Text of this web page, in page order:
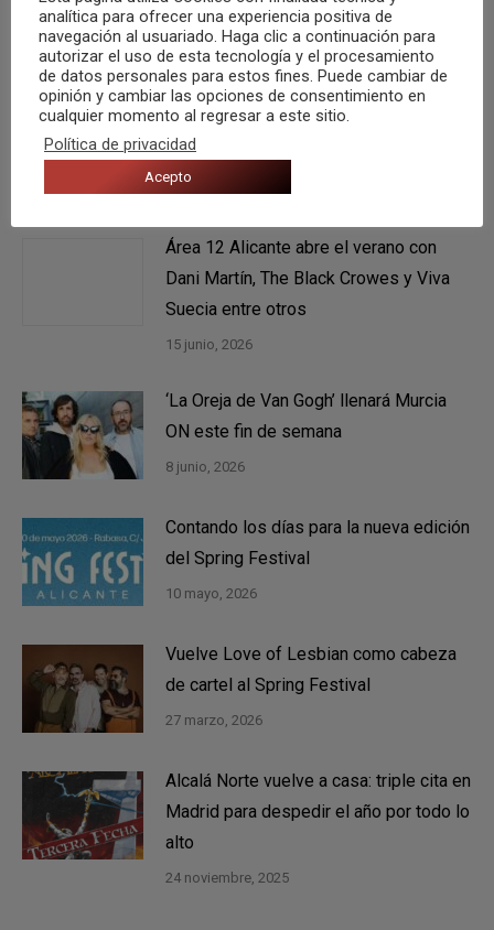
También te puede gustar
Viva Suecia cuelga el cartel de “sold
out” en Área 12 Alicante
22 junio, 2026
Área 12 Alicante abre el verano con
Dani Martín, The Black Crowes y Viva
Suecia entre otros
15 junio, 2026
‘La Oreja de Van Gogh’ llenará Murcia
ON este fin de semana
8 junio, 2026
Contando los días para la nueva edición
del Spring Festival
10 mayo, 2026
Vuelve Love of Lesbian como cabeza
de cartel al Spring Festival
27 marzo, 2026
Alcalá Norte vuelve a casa: triple cita en
Madrid para despedir el año por todo lo
alto
24 noviembre, 2025
analítica para ofrecer una experiencia positiva de
navegación al usuariado. Haga clic a continuación para
autorizar el uso de esta tecnología y el procesamiento
de datos personales para estos fines. Puede cambiar de
opinión y cambiar las opciones de consentimiento en
cualquier momento al regresar a este sitio.
Política de privacidad
Acepto